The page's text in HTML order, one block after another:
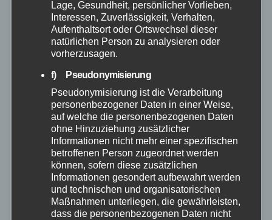
RETTUNGSDIENST RHEIN-LAHN
Schwerer Motorradunfall auf der B417:
Fahranfänger nur Stunden nach
Führerschein verletzt
21. JULI 2026
Ein 20-jähriger Motorradfahrer aus dem Rheingau-
Taunus-Kreis ist am Montag, 20. Juli, bei einem
Lage, Gesundheit, persönlicher Vorlieben,
Interessen, Zuverlässigkeit, Verhalten,
Aufenthaltsort oder Ortswechsel dieser
natürlichen Person zu analysieren oder
vorherzusagen.
f) Pseudonymisierung
Pseudonymisierung ist die Verarbeitung
personenbezogener Daten in einer Weise,
auf welche die personenbezogenen Daten
ohne Hinzuziehung zusätzlicher
Informationen nicht mehr einer spezifischen
betroffenen Person zugeordnet werden
können, sofern diese zusätzlichen
Informationen gesondert aufbewahrt werden
und technischen und organisatorischen
Maßnahmen unterliegen, die gewährleisten,
dass die personenbezogenen Daten nicht